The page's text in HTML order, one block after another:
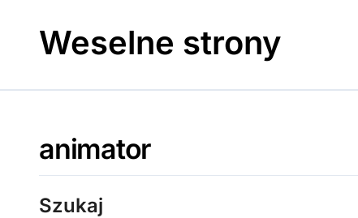
contentWeselne strony
animator
Szukaj